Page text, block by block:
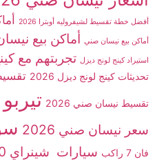
أفضل خطة تقسيط لشيفروليه أوبترا 2026
أماكن بيع نيسان صني أماكن بيع نيسان
استيراد كينج لونج ديزل تجربتهم مع كينج
تحديثات كينج لونج ديزل 2026 تقسيط
تقسيط نيسان صني 2026
سعر نيسان صني 2026
فان 7 راكب
سيارات شينراي X30